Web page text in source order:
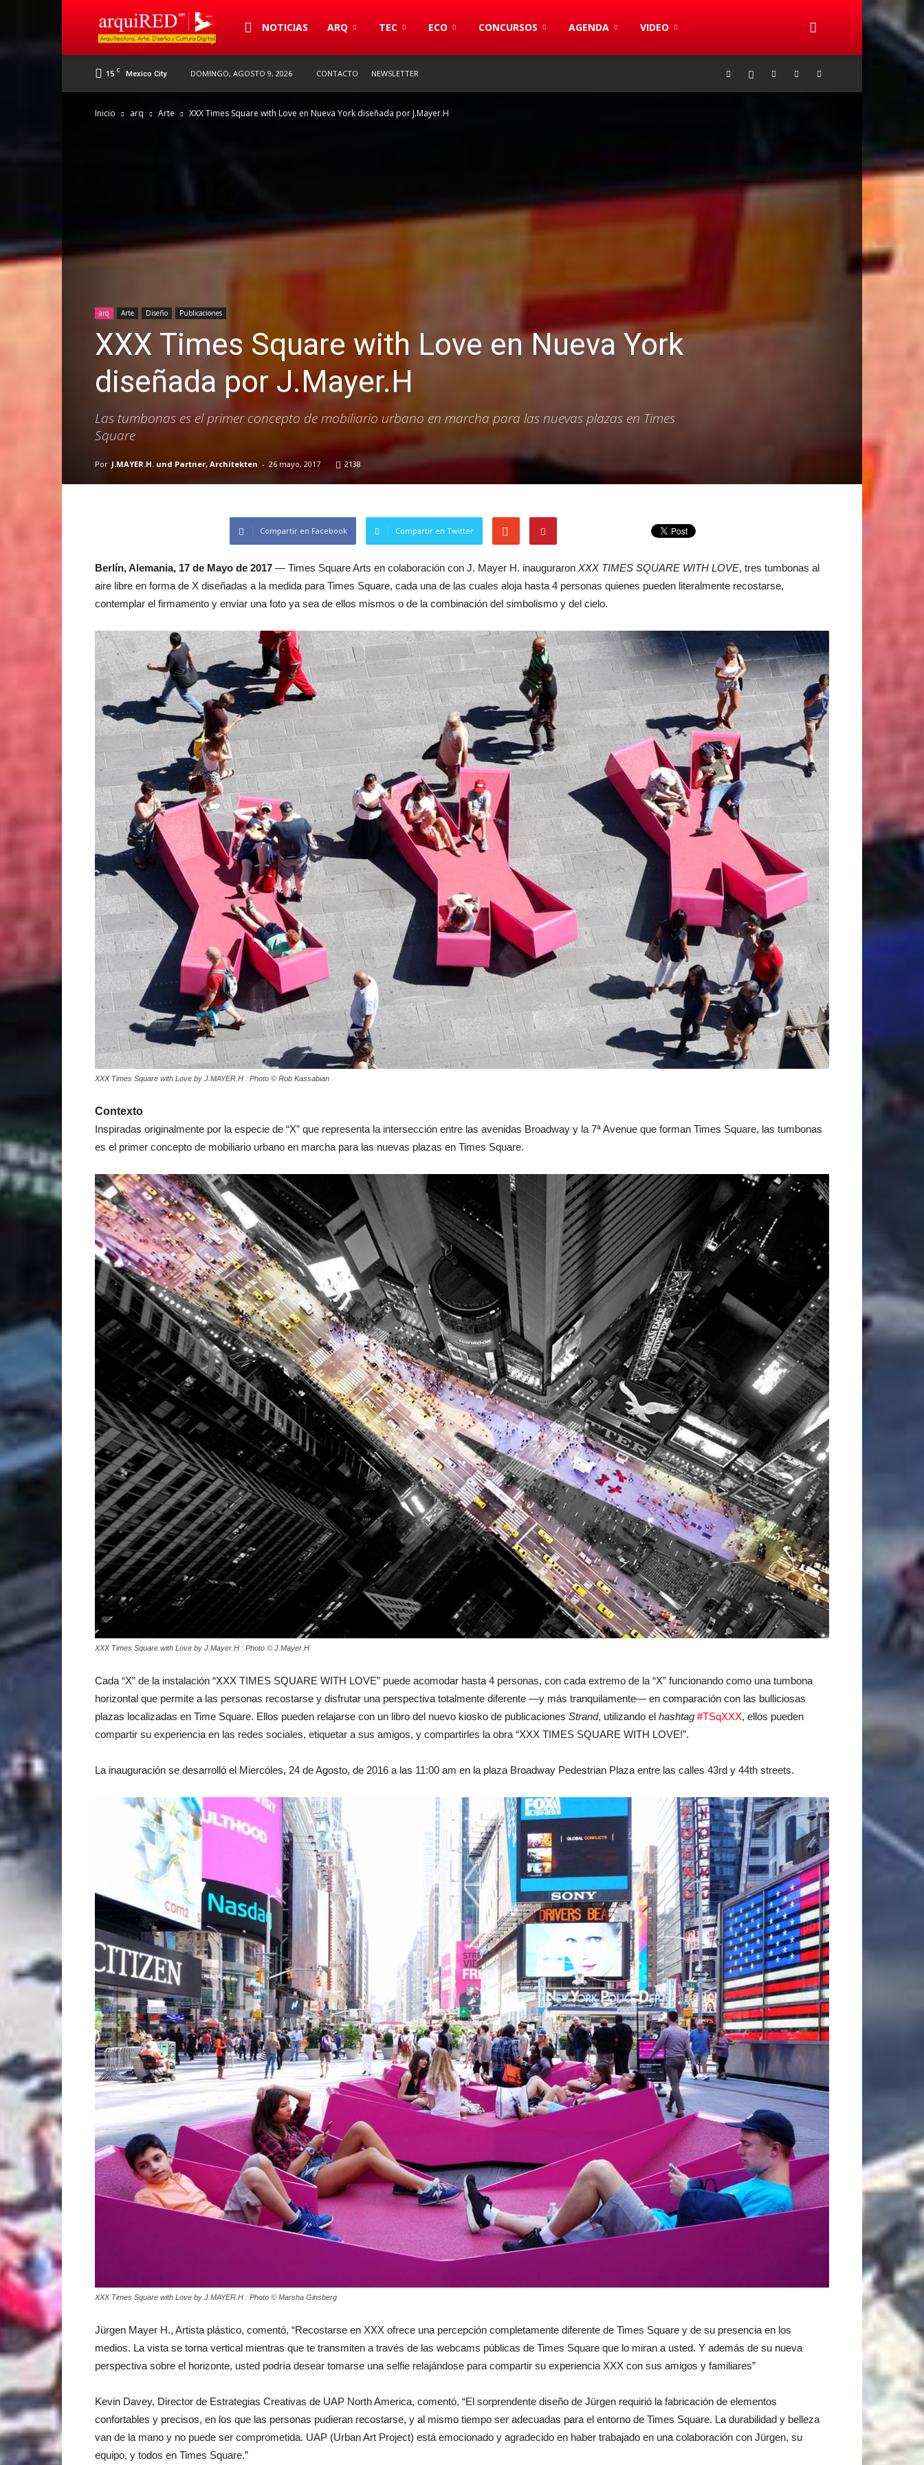
arquiREDNOTICIAS ARQ TEC ECO CONCURSOS AGENDA VIDEO
15 C Mexico City DOMINGO, AGOSTO 9, 2026 CONTACTO NEWSLETTER
Inicio arq Arte XXX Times Square with Love en Nueva York diseñada por J.Mayer.H
arq Arte Diseño Publicaciones
XXX Times Square with Love en Nueva York
diseñada por J.Mayer.H
Las tumbonas es el primer concepto de mobiliario urbano en marcha para las nuevas plazas en Times
Square
Por J.MAYER.H. und Partner, Architekten - 26 mayo, 2017 2138
Compartir en Facebook Compartir en Twitter
Berlín, Alemania, 17 de Mayo de 2017 — Times Square Arts en colaboración con J. Mayer H. inauguraron XXX TIMES SQUARE WITH LOVE, tres tumbonas al
aire libre en forma de X diseñadas a la medida para Times Square, cada una de las cuales aloja hasta 4 personas quienes pueden literalmente recostarse,
contemplar el firmamento y enviar una foto ya sea de ellos mismos o de la combinación del simbolismo y del cielo.
XXX Times Square with Love by J.MAYER.H : Photo © Rob Kassabian
Contexto
Inspiradas originalmente por la especie de “X” que representa la intersección entre las avenidas Broadway y la 7ª Avenue que forman Times Square, las tumbonas
es el primer concepto de mobiliario urbano en marcha para las nuevas plazas en Times Square.
XXX Times Square with Love by J.Mayer.H : Photo © J.Mayer.H
Cada “X” de la instalación “XXX TIMES SQUARE WITH LOVE” puede acomodar hasta 4 personas, con cada extremo de la “X” funcionando como una tumbona
horizontal que permite a las personas recostarse y disfrutar una perspectiva totalmente diferente —y más tranquilamente— en comparación con las bulliciosas
plazas localizadas en Time Square. Ellos pueden relajarse con un libro del nuevo kiosko de publicaciones Strand, utilizando el hashtag #TSqXXX, ellos pueden
compartir su experiencia en las redes sociales, etiquetar a sus amigos, y compartirles la obra “XXX TIMES SQUARE WITH LOVE!”.
La inauguración se desarrolló el Miercóles, 24 de Agosto, de 2016 a las 11:00 am en la plaza Broadway Pedestrian Plaza entre las calles 43rd y 44th streets.
XXX Times Square with Love by J.MAYER.H : Photo © Marsha Ginsberg
Jürgen Mayer H., Artista plástico, comentó, “Recostarse en XXX ofrece una percepción completamente diferente de Times Square y de su presencia en los
medios. La vista se torna vertical mientras que te transmiten a través de las webcams públicas de Times Square que lo miran a usted. Y además de su nueva
perspectiva sobre el horizonte, usted podría desear tomarse una selfie relajándose para compartir su experiencia XXX con sus amigos y familiares”
Kevin Davey, Director de Estrategias Creativas de UAP North America, comentó, “El sorprendente diseño de Jürgen requirió la fabricación de elementos
confortables y precisos, en los que las personas pudieran recostarse, y al mismo tiempo ser adecuadas para el entorno de Times Square. La durabilidad y belleza
van de la mano y no puede ser comprometida. UAP (Urban Art Project) está emocionado y agradecido en haber trabajado en una colaboración con Jürgen, su
equipo, y todos en Times Square.”